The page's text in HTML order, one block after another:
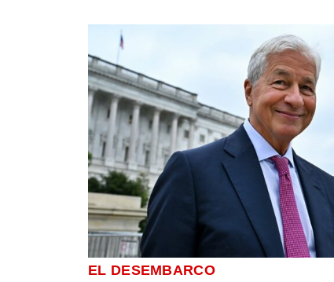
EL DESEMBARCO